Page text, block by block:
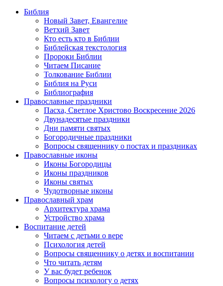
Библия
Новый Завет, Евангелие
Ветхий Завет
Кто есть кто в Библии
Библейская текстология
Пророки Библии
Читаем Писание
Толкование Библии
Библия на Руси
Библиография
Православные праздники
Пасха, Светлое Христово Воскресение 2026
Двунадесятые праздники
Дни памяти святых
Богородичные праздники
Вопросы священнику о постах и праздниках
Православные иконы
Иконы Богородицы
Иконы праздников
Иконы святых
Чудотворные иконы
Православный храм
Архитектура храма
Устройство храма
Воспитание детей
Читаем с детьми о вере
Психология детей
Вопросы священнику о детях и воспитании
Что читать детям
У вас будет ребенок
Вопросы психологу о детях